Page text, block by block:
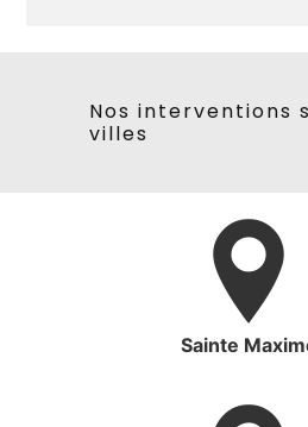
Nos interventions
villes
Sainte